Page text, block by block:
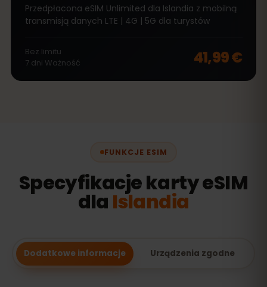
Przedpłacona eSIM Unlimited dla Islandia z mobilną
transmisją danych LTE | 4G | 5G dla turystów
Bez limitu
7 dni Ważność 41,99 €
FUNKCJE ESIM
Specyfikacje karty eSIM
dla Islandia
Dodatkowe informacje Urządzenia zgodne